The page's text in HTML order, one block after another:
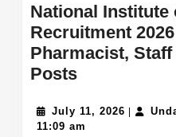
National Institute
Recruitment
Pharmacist,
PostsNational
of
July 11, 2026 July
|
11:09 am